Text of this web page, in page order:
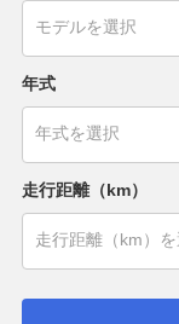
年式
走行距離（km）